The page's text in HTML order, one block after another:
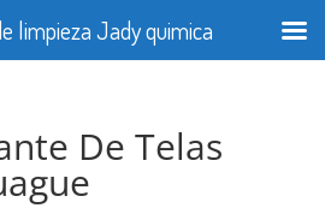
De Telas
limpieza Jady quimica